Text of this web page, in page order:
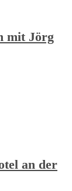
mit Jörg
an der